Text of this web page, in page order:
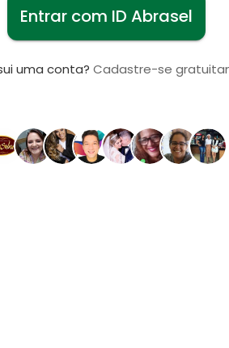
Entrar com ID Abrasel
uma conta? Cadastre-se